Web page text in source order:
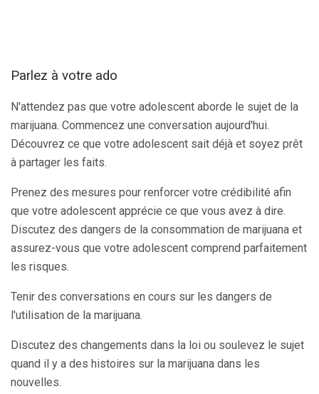
Parlez à votre ado
N'attendez pas que votre adolescent aborde le sujet de la
marijuana. Commencez une conversation aujourd'hui.
Découvrez ce que votre adolescent sait déjà et soyez prêt
à partager les faits.
Prenez des mesures pour renforcer votre crédibilité afin
que votre adolescent apprécie ce que vous avez à dire.
Discutez des dangers de la consommation de marijuana et
assurez-vous que votre adolescent comprend parfaitement
les risques.
Tenir des conversations en cours sur les dangers de
l'utilisation de la marijuana.
Discutez des changements dans la loi ou soulevez le sujet
quand il y a des histoires sur la marijuana dans les
nouvelles.